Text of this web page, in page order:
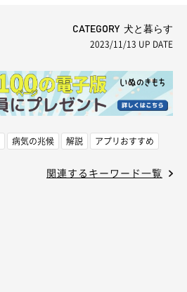
CATEGORY 犬と暮らす
2023/11/13 UP DATE
病気の兆候 解説 アプリおすすめ
関連するキーワード一覧